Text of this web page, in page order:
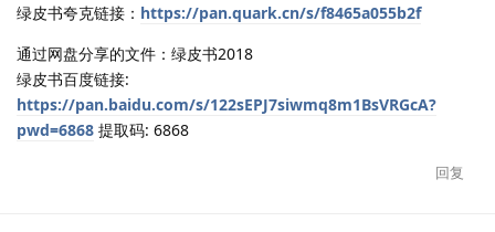
绿皮书夸克链接： https://pan.quark.cn/s/f8465a055b2f
通过网盘分享的文件：绿皮书2018
绿皮书百度链接:
https://pan.baidu.com/s/122sEPJ7siwmq8m1BsVRGcA?
pwd=6868 提取码: 6868
回复